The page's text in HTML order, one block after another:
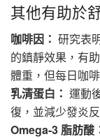
其他有助於
咖啡因： 研究表
的鎮靜效果，有
體重，但每日咖
乳清蛋白： 運動
復，並減少發炎
Omega-3 脂肪酸